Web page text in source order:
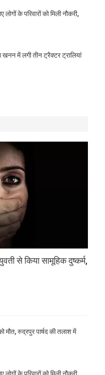
के परिवारों को मिली नौकरी,
में लगी तीन ट्रैक्टर ट्रालियां
से किया सामूहिक दुष्कर्म,
मौत, रुद्रपुर पार्षद की तलाश में
के परिवारों को मिली नौकरी,